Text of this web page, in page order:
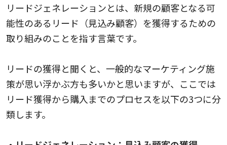
リードジェネレーションとは、新規の顧客となる可
能性のあるリード（見込み顧客）を獲得するための
取り組みのことを指す言葉です。
リードの獲得と聞くと、一般的なマーケティング施
策が思い浮かぶ方も多いかと思いますが、ここでは
リード獲得から購入までのプロセスを以下の3つに分
類します。